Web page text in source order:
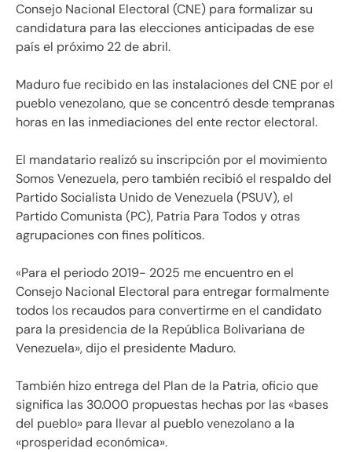
Consejo Nacional Electoral (CNE) para formalizar su
candidatura para las elecciones anticipadas de ese
país el próximo 22 de abril.
Maduro fue recibido en las instalaciones del CNE por el
pueblo venezolano, que se concentró desde tempranas
horas en las inmediaciones del ente rector electoral.
El mandatario realizó su inscripción por el movimiento
Somos Venezuela, pero también recibió el respaldo del
Partido Socialista Unido de Venezuela (PSUV), el
Partido Comunista (PC), Patria Para Todos y otras
agrupaciones con fines políticos.
«Para el periodo 2019- 2025 me encuentro en el
Consejo Nacional Electoral para entregar formalmente
todos los recaudos para convertirme en el candidato
para la presidencia de la República Bolivariana de
Venezuela», dijo el presidente Maduro.
También hizo entrega del Plan de la Patria, oficio que
significa las 30.000 propuestas hechas por las «bases
del pueblo» para llevar al pueblo venezolano a la
«prosperidad económica».